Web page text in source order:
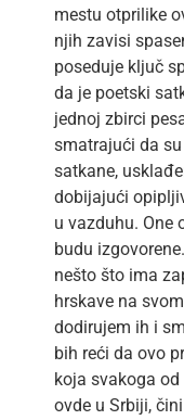
mestu otprilike
njih zavisi
poseduje ključ
da je poetski
jednoj zbirci
smatrajući da
satkane,
dobijajući
u vazduhu. One
budu
nešto što ima
hrskave na
dodirujem ih i
bih reći da ovo
koja svakoga
ovde u Srbiji,